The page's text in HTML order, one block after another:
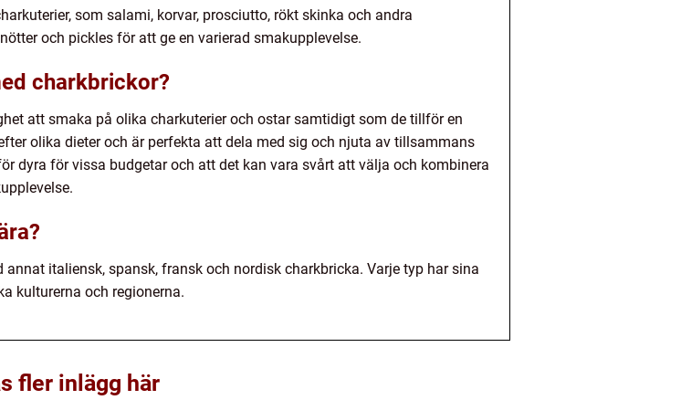
som salami, korvar, prosciutto, rökt skinka och andra
och pickles för att ge en varierad smakupplevelse.
charkbrickor?
att smaka på olika charkuterier och ostar samtidigt som de tillför en
olika dieter och är perfekta att dela med sig och njuta av tillsammans
dyra för vissa budgetar och att det kan vara svårt att välja och kombinera
italiensk, spansk, fransk och nordisk charkbricka. Varje typ har sina
kulturerna och regionerna.
fler inlägg här